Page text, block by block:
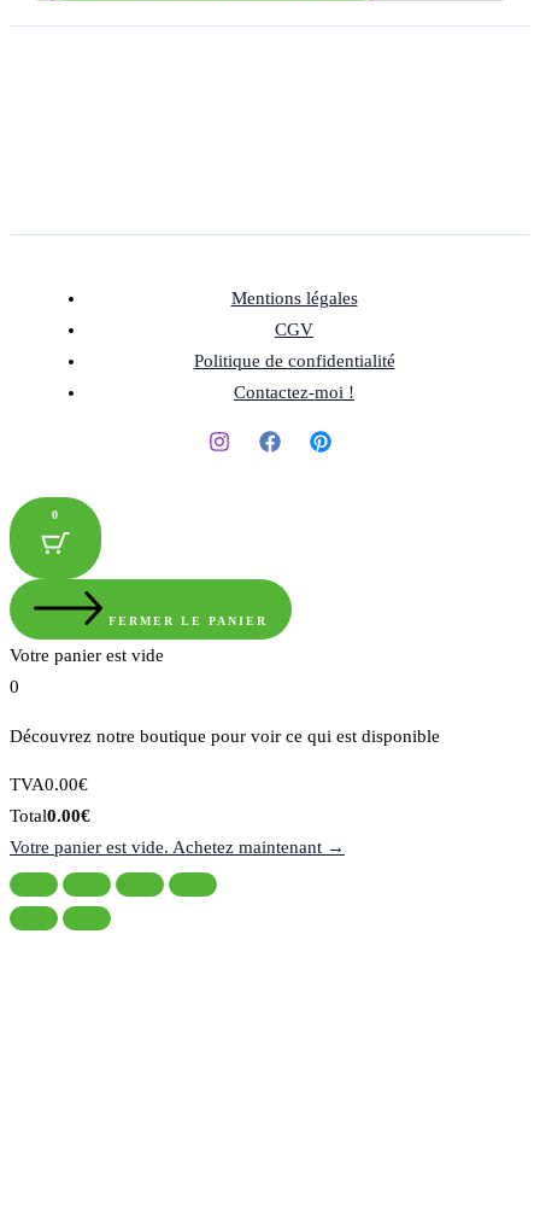
Mentions légales
CGV
Politique de confidentialité
Contactez-moi !
0
FERMER LE PANIER
Votre panier est vide
0
Découvrez notre boutique pour voir ce qui est disponible
Montant
de
la
taxe:
TVA0.00€
Total
du
panier:
Total0.00€
Votre panier est vide. Achetez maintenant →